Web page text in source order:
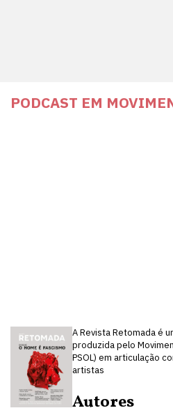
PODCAST EM
A Revista Retomada é
produzida pelo
PSOL) em articulação
artistas
Autores